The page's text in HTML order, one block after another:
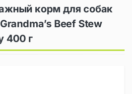
корм для собак
Beef Stew
400 г